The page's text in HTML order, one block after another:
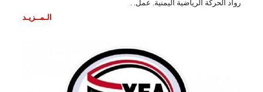
رواد الحركة الرياضية اليمنية. عمل. .
الـمــزيـد